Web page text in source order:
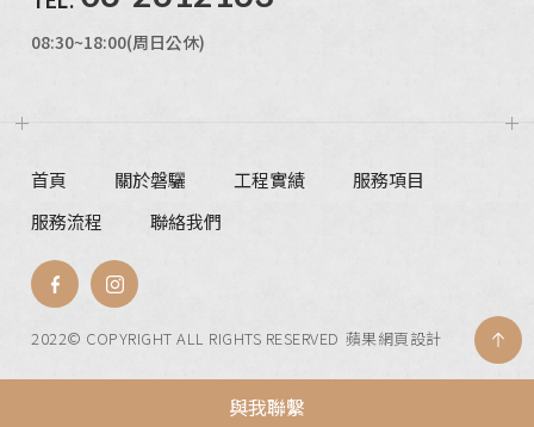
08:30~18:00(周日公休)
首頁 關於磐驪 工程實績
服務項目
服務流程
聯絡我們
2022© COPYRIGHT ALL RIGHTS RESERVED 蘋果網頁設計
與我聯繫